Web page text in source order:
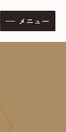
メニュー